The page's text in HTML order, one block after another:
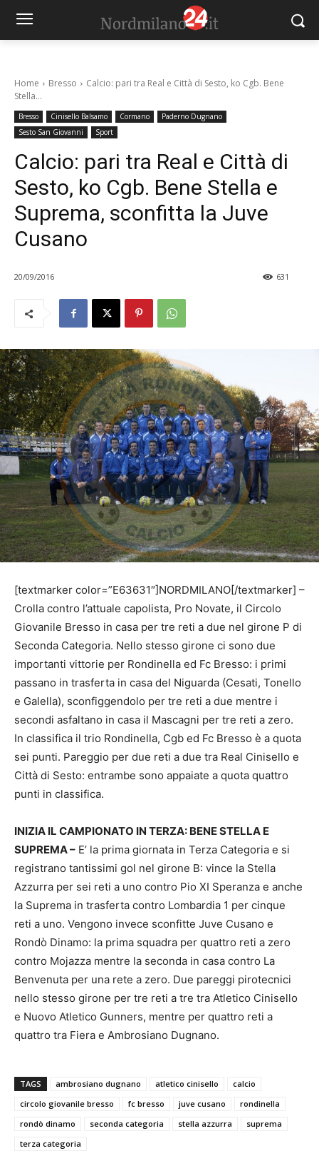
Home Bresso
Calcio: pari tra Real e Città di Sesto, ko Cgb. Bene
Stella...
Bresso Cinisello Balsamo Cormano
Paderno Dugnano
Sesto San Giovanni
Sport
Calcio: pari tra Real e Città di
Sesto, ko Cgb. Bene Stella e
Suprema, sconfitta la Juve
Cusano
20/09/2016 631
[textmarker color=”E63631″]NORDMILANO[/textmarker] –
Crolla contro l’attuale capolista, Pro Novate, il Circolo
Giovanile Bresso in casa per tre reti a due nel girone P di
Seconda Categoria. Nello stesso girone ci sono due
importanti vittorie per Rondinella ed Fc Bresso: i primi
passano in trasferta in casa del Niguarda (Cesati, Tonello
e Galella), sconfiggendolo per tre reti a due mentre i
secondi asfaltano in casa il Mascagni per tre reti a zero.
In classifica il trio Rondinella, Cgb ed Fc Bresso è a quota
sei punti. Pareggio per due reti a due tra Real Cinisello e
Città di Sesto: entrambe sono appaiate a quota quattro
punti in classifica.
INIZIA IL CAMPIONATO IN TERZA: BENE STELLA E
SUPREMA – E’ la prima giornata in Terza Categoria e si
registrano tantissimi gol nel girone B: vince la Stella
Azzurra per sei reti a uno contro Pio XI Speranza e anche
la Suprema in trasferta contro Lombardia 1 per cinque
reti a uno. Vengono invece sconfitte Juve Cusano e
Rondò Dinamo: la prima squadra per quattro reti a zero
contro Mojazza mentre la seconda in casa contro La
Benvenuta per una rete a zero. Due pareggi pirotecnici
nello stesso girone per tre reti a tre tra Atletico Cinisello
e Nuovo Atletico Gunners, mentre per quattro reti a
quattro tra Fiera e Ambrosiano Dugnano.
TAGS ambrosiano dugnano atletico cinisello
calcio
circolo giovanile bresso
fc bresso juve cusano
rondinella
rondò dinamo
seconda categoria stella azzurra
suprema
terza categoria